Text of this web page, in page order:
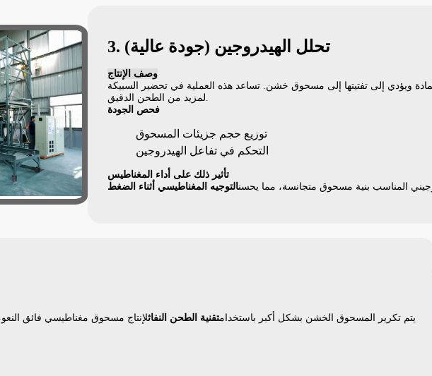
3. تحلل الهيدروجين (جودة عالية)
وصف الإنتاج
ويؤدي إلى تفتيتها إلى مسحوق خشن. تساعد هذه العملية في تحضير السبيكة
لمزيد من الطحن الدقيق.
فحص الجودة
توزيع حجم جزيئات المسحوق
التحكم في تفاعل الهيدروجين
تأثير ذلك على أداء المغناطيس
المناسب بنية مسحوق متجانسة، مما يحسنالتوجيه المغناطيسي أثناء الضغط
يتم تكرير المسحوق الخشن بشكل أكبر باستخدامتقنية الطحن النفاثلإنتاج مسحوق مغناطيسي فائق